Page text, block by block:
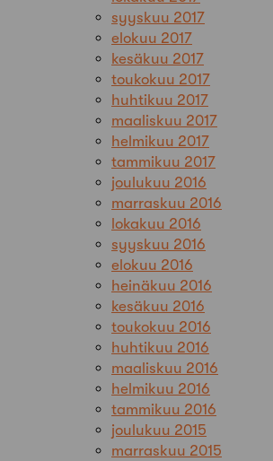
syyskuu 2017
elokuu 2017
kesäkuu 2017
toukokuu 2017
huhtikuu 2017
maaliskuu 2017
helmikuu 2017
tammikuu 2017
joulukuu 2016
marraskuu 2016
lokakuu 2016
syyskuu 2016
elokuu 2016
heinäkuu 2016
kesäkuu 2016
toukokuu 2016
huhtikuu 2016
maaliskuu 2016
helmikuu 2016
tammikuu 2016
joulukuu 2015
marraskuu 2015